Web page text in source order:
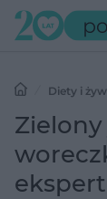
Diety i
woreczka